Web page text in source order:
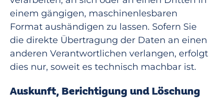
einem gängigen, maschinenlesbaren
Format aushändigen zu lassen. Sofern Sie
die direkte Übertragung der Daten an einen
anderen Verantwortlichen verlangen, erfolgt
dies nur, soweit es technisch machbar ist.
Auskunft, Berichtigung und Löschung